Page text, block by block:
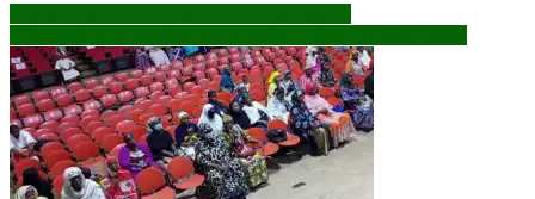
Navigation
de
l’article